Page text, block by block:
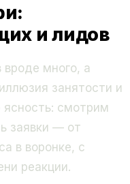
и лидов
вроде много, а
занятости и
смотрим
заявки — от
в воронке, с
реакции.